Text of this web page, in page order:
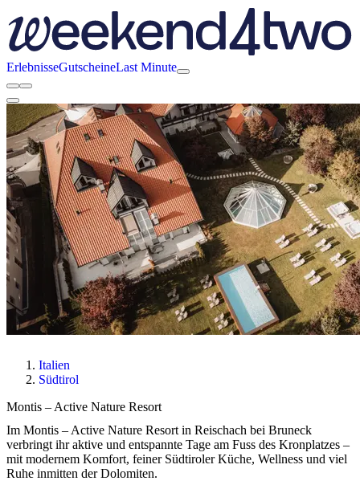
ErlebnisseGutscheineLast Minute
Italien
Südtirol
Montis – Active Nature Resort
Im Montis – Active Nature Resort in Reischach bei Bruneck
verbringt ihr aktive und entspannte Tage am Fuss des Kronplatzes –
mit modernem Komfort, feiner Südtiroler Küche, Wellness und viel
Ruhe inmitten der Dolomiten.